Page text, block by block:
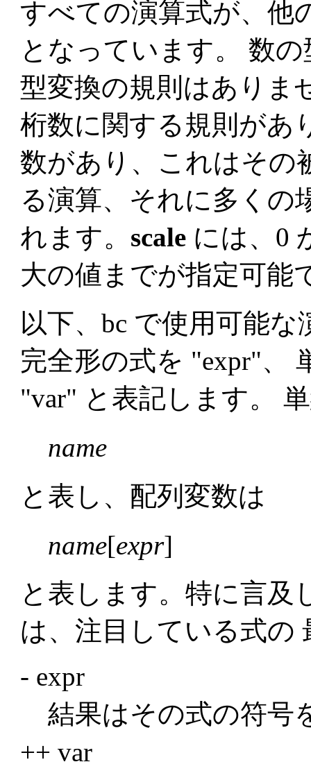
すべての演算式が、他
となっています。 数
型変換の規則はありま
桁数に関する規則があ
数があり、これはその
る演算、それに多くの
れます。 scale には、0
大の値までが指定可能
以下、bc で使用可能
完全形の式を "expr"、
"var" と表記します。
name
と表し、配列変数は
name[expr]
と表します。特に言及
は、注目している式の
- expr
結果はその式の符号
++ var